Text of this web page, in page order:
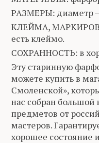
РАЗМЕРЫ: диаметр
КЛЕЙМА,
есть клеймо.
СОХРАННОСТЬ: в
Эту старинную
можете купить в
Смоленской»,
нас собран большой
предметов от
мастеров.
хорошее состояние